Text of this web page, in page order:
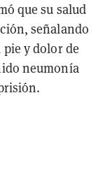
que su salud
señalando
y dolor de
neumonía